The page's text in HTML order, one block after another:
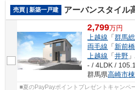
売買 | 新築一戸建
アーバンスタイル高
2,799万円
上越線 「群馬
両毛線 「新前橋
上越線 「井野
- / 4LDK /
群馬県高崎市
■夏のPayPayポイントプレゼントキャンペ